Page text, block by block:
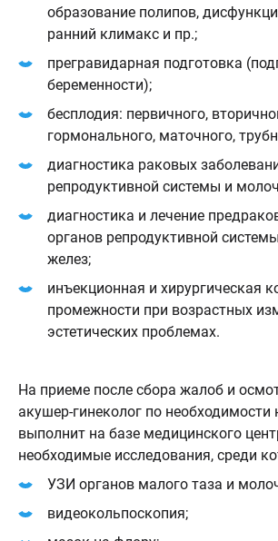
образование полипов,
ранний климакс и пр.;
прегравидарная подготовка
беременности);
бесплодия: первичного,
гормонального, маточного,
диагностика раковых
репродуктивной системы и
диагностика и лечение
органов репродуктивной
желез;
инъекционная и хирургическая
промежности при возрастных
эстетических проблемах.
На приеме после сбора жалоб и
акушер-гинеколог по необходимости
выполнит на базе медицинского
необходимые исследования, среди
УЗИ органов малого таза и
видеокольпоскопия;